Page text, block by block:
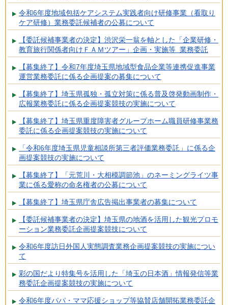
令和6年度地域包括ケアシステム実践者向け研修事業（看取り
ケア研修）業務委託候補者の公募について
【委託候補事業者の決定】渋沢栄一翁を軸とした「企業研修・
教育旅行関係者向けＦＡＭツアー」企画・実施等 業務委託
【募集終了】令和7年度埼玉県地域型食品企業等連携促進事業
運営業務委託に係る企画提案の募集について
【募集終了】埼玉県孤独・孤立対策に係る普及啓発動画制作・
広報業務委託に係る企画提案競技の実施について
【募集終了】埼玉県重度障害者グループホーム職員研修事業務
委託に係る企画提案競技の実施について
「令和6年度埼玉県児童相談所第三者評価業務委託」に係る企
画提案競技の実施について
【募集終了】「元荒川・大相模調節池」のネーミングライツ事
業に係る愛称の命名権者の公募について
【募集終了】埼玉県庁舎広告掲出事業者の募集について
【委託候補事業者の決定】埼玉県の地酒を活用した観光プロモ
ーション業務委託企画提案競技について
令和6年度訪日外国人実態調査業務企画提案競技の実施につい
て
彩の国だより特集号を活用した「埼玉の日本酒」情報発信等業
務委託企画提案競技の実施について
令和6年度パパ・ママ応援ショップ等協賛店舗開拓業務委託企